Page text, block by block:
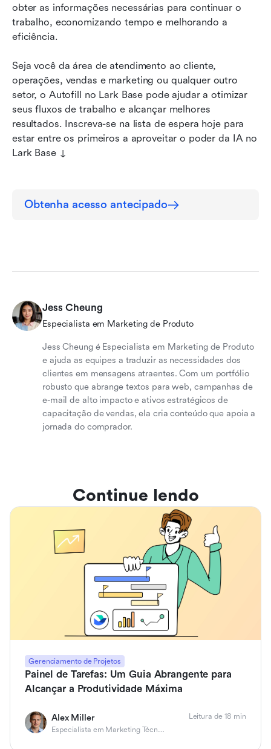
obter as informações necessárias para continuar o
trabalho, economizando tempo e melhorando a
eficiência.
Seja você da área de atendimento ao cliente,
operações, vendas e marketing ou qualquer outro
setor, o Autofill no Lark Base pode ajudar a otimizar
seus fluxos de trabalho e alcançar melhores
resultados. Inscreva-se na lista de espera hoje para
estar entre os primeiros a aproveitar o poder da IA no
Lark Base ↓
Obtenha acesso antecipado
Jess Cheung
Especialista em Marketing de Produto
Jess Cheung é Especialista em Marketing de Produto
e ajuda as equipes a traduzir as necessidades dos
clientes em mensagens atraentes. Com um portfólio
robusto que abrange textos para web, campanhas de
e-mail de alto impacto e ativos estratégicos de
capacitação de vendas, ela cria conteúdo que apoia a
jornada do comprador.
Continue lendo
Gerenciamento de Projetos
Painel de Tarefas: Um Guia Abrangente para
Alcançar a Produtividade Máxima
Alex Miller
Especialista em Marketing Técnico de Produto
Leitura de 18 min